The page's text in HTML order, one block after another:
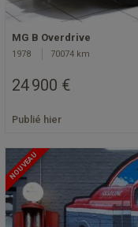
MG B Overdrive
1978 70074 km
24 900 €
Publié hier
NOUVEAU